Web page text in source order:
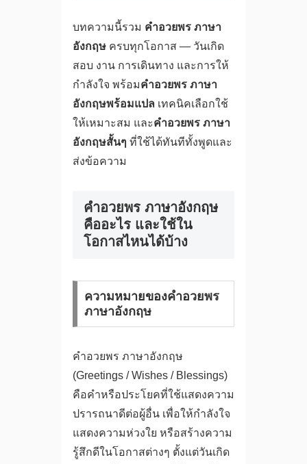
บทความนี้รวม คําอวยพร ภาษา
อังกฤษครบทุกโอกาส — วันเกิด
สอบ งาน การเดินทาง และการให้
กำลังใจ พร้อมคําอวยพร ภาษา
อังกฤษพร้อมแปลเทคนิคเลือกใช้
ให้เหมาะสม และคําอวยพร ภาษา
อังกฤษสั้นๆ ที่ใช้ได้ทันทีทั้งพูดและ
ส่งข้อความ
คําอวยพร ภาษาอังกฤษ
คืออะไร และใช้ใน
โอกาสไหนได้บ้าง
ความหมายของคําอวยพร
ภาษาอังกฤษ
คําอวยพร ภาษาอังกฤษ
(Greetings / Wishes / Blessings)
คือคำหรือประโยคที่ใช้แสดงความ
ปรารถนาดีต่อผู้อื่น เพื่อให้กำลังใจ
แสดงความห่วงใย หรือสร้างความ
รู้สึกดีในโอกาสต่างๆ ตั้งแต่วันเกิด